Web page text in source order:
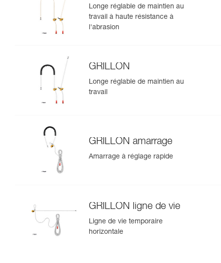
Longe réglable de maintien au
travail à haute résistance à
l'abrasion
GRILLON
Longe réglable de maintien au
travail
GRILLON amarrage
Amarrage à réglage rapide
GRILLON ligne de vie
Ligne de vie temporaire
horizontale